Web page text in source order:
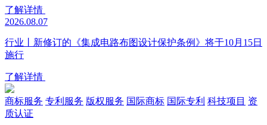
了解详情
2026.08.07
行业丨新修订的《集成电路布图设计保护条例》将于10月15日
施行
了解详情
商标服务 专利服务 版权服务 国际商标 国际专利 科技项目 资
质认证